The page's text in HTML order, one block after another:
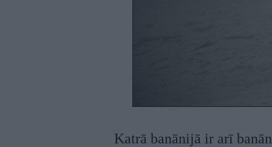
Katrā banānijā ir arī